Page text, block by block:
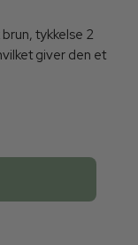
tykkelse 2
giver den et